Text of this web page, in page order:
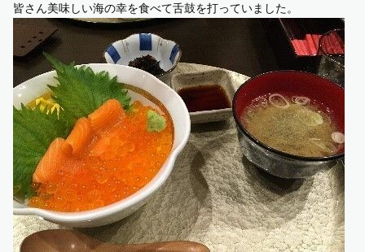
皆さん美味しい海の幸を食べて舌鼓を打っていました。